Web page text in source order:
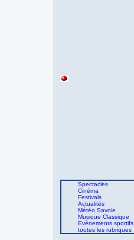
Spectacles
Cinéma
Festivals
Actualités
Météo Savoie
Musique Classique
Evènements sportifs
toutes les rubriques